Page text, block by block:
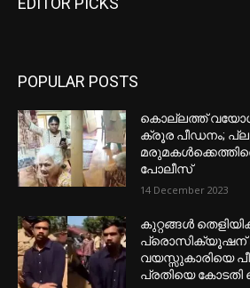
POPULAR POSTS
കൊല്ലത്ത്
ക്രൂര പീഡനം;
പോലീസ്
14 December 2023
കുറ്റങ്ങൾ
പ്രൊസിക്യൂഷന്
വയസ്സുകാരിയെ
പ്രതിയെ കോടതി